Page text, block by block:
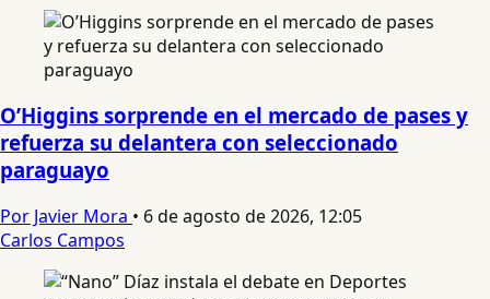
O’Higgins sorprende en el mercado de pases y
refuerza su delantera con seleccionado
paraguayo
Por Javier Mora • 6 de agosto de 2026, 12:05
Carlos Campos